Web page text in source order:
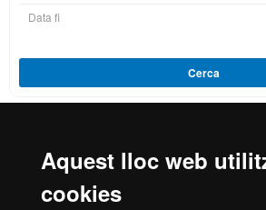
Aquest lloc web
cookies
Cerca
Reconeixement internacional de